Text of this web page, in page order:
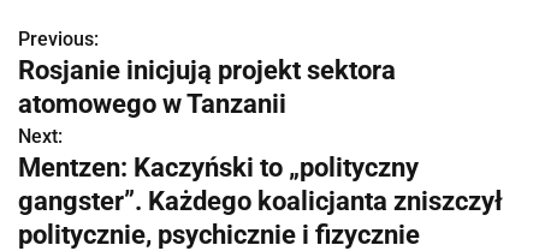
N
a
w
i
g
Previous:
Rosjanie inicjują projekt sektora
atomowego w Tanzanii
Next:
Mentzen: Kaczyński to „polityczny
gangster”. Każdego koalicjanta zniszczył
politycznie, psychicznie i fizycznie